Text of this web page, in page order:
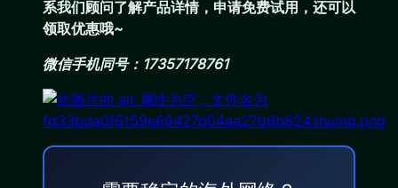
系我们顾问了解产品详情，申请免费试用，还可以
领取优惠哦~
微信手机同号：17357178761